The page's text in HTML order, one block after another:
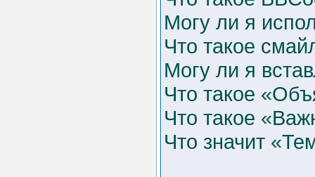
Могу ли я
Что такое
Могу ли я
Что такое
Что такое
Что значит